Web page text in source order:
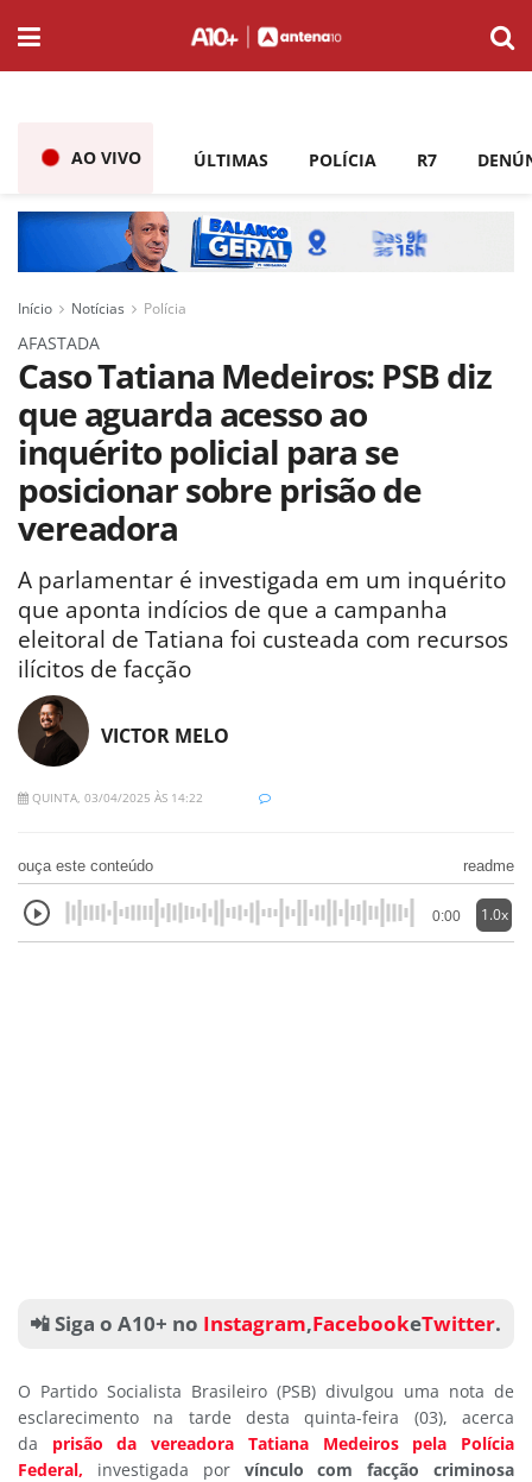
AO VIVO ÚLTIMAS POLÍCIA R7
Início Notícias Polícia
AFASTADA
Caso Tatiana Medeiros: PSB diz
que aguarda acesso ao
inquérito policial para se
posicionar sobre prisão de
vereadora
A parlamentar é investigada em um inquérito
que aponta indícios de que a campanha
eleitoral de Tatiana foi custeada com recursos
ilícitos de facção
VICTOR MELO
QUINTA, 03/04/2025 ÀS 14:22
ouça este conteúdo readme
0:00 1.0x
📲 Siga o A10+ no Instagram,FacebookeTwitter.
O Partido Socialista Brasileiro (PSB) divulgou uma nota de
esclarecimento na tarde desta quinta-feira (03), acerca
da prisão da vereadora Tatiana Medeiros pela Polícia
Federal, investigada por vínculo com facção criminosa